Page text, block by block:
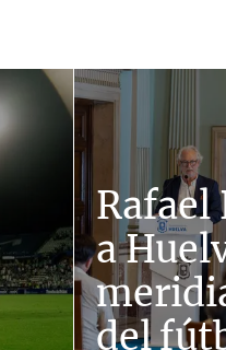
Rafael
a
del